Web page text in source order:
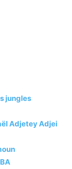
jungles
Adjetey Adjei